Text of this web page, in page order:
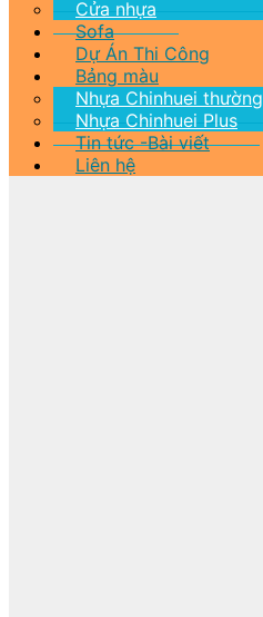
Cửa nhựa
Sofa
Dự Án Thi Công
Bảng màu
Nhựa Chinhuei thường
Nhựa Chinhuei Plus
Tin tức -Bài viết
Liên hệ